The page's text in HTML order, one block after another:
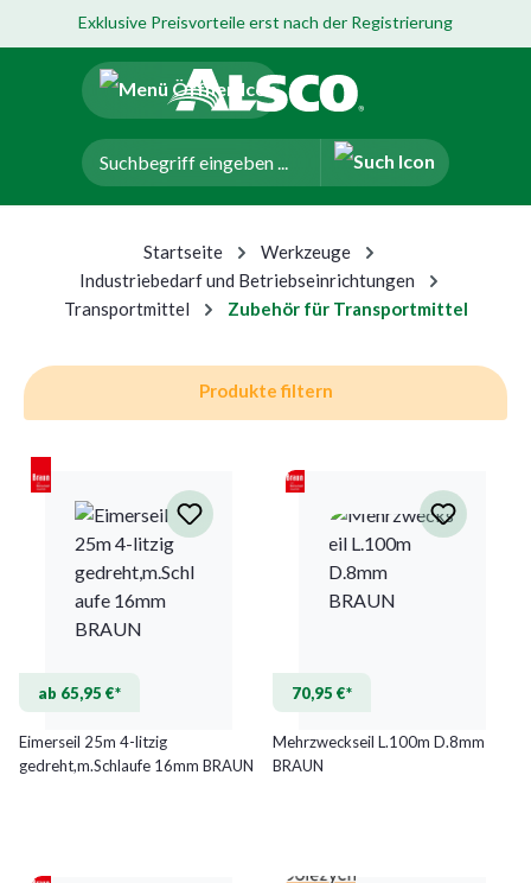
Hauptinhalt springen
Zur Navigation der B2B-Plattform springen
Exklusive Preisvorteile erst nach der Registrierung
Startseite
Werkzeuge
Industriebedarf und Betriebseinrichtungen
Transportmittel
Zubehör für Transportmittel
Produkte filtern
ab 65,95 €*
Eimerseil 25m 4-litzig
gedreht,m.Schlaufe 16mm BRAUN
70,95 €*
Mehrzweckseil L.100m D.8mm
BRAUN